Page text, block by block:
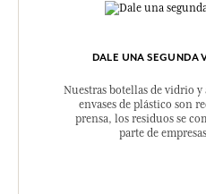
DALE UNA SEGUNDA
Nuestras botellas de vidrio
envases de plástico son
prensa, los residuos se
parte de